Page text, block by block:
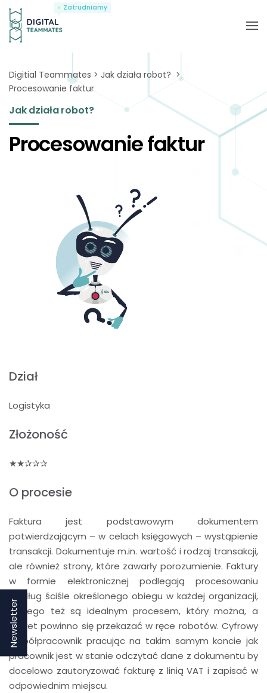
Zatrudniamy
Digitial Teammates
Jak działa robot?
Procesowanie faktur
Jak działa robot?
Procesowanie faktur
Dział
Logistyka
Złożoność
★★✰✰✰
O procesie
Faktura jest podstawowym dokumentem
potwierdzającym – w celach księgowych – wystąpienie
transakcji. Dokumentuje m.in. wartość i rodzaj transakcji,
ale również strony, które zawarły porozumienie. Faktury
w formie elektronicznej podlegają procesowaniu
według ściśle określonego obiegu w każdej organizacji,
dlatego też są idealnym procesem, który można, a
nawet powinno się przekazać w ręce robotów. Cyfrowy
Współpracownik pracując na takim samym koncie jak
pracownik jest w stanie odczytać dane z dokumentu by
docelowo zautoryzować fakturę z linią VAT i zapisać w
odpowiednim miejscu.
Newsletter